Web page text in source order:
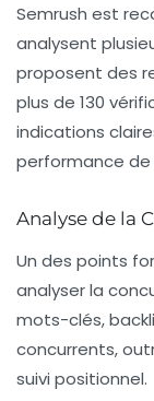
Semrush est
analysent
proposent des
plus de 130
indications
performance
Analyse de la
Un des points
analyser la
mots-clés,
concurrents,
suivi positionnel.